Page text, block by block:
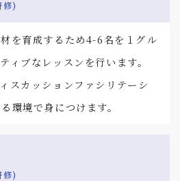
修)
を育成するため4-6名を１グル
ィブなレッスンを行います。
スカッションファシリテーシ
環境で身につけます。
修)